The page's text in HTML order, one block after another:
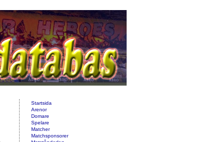
Startsida
Arenor
Domare
Spelare
Matcher
Matchsponsorer